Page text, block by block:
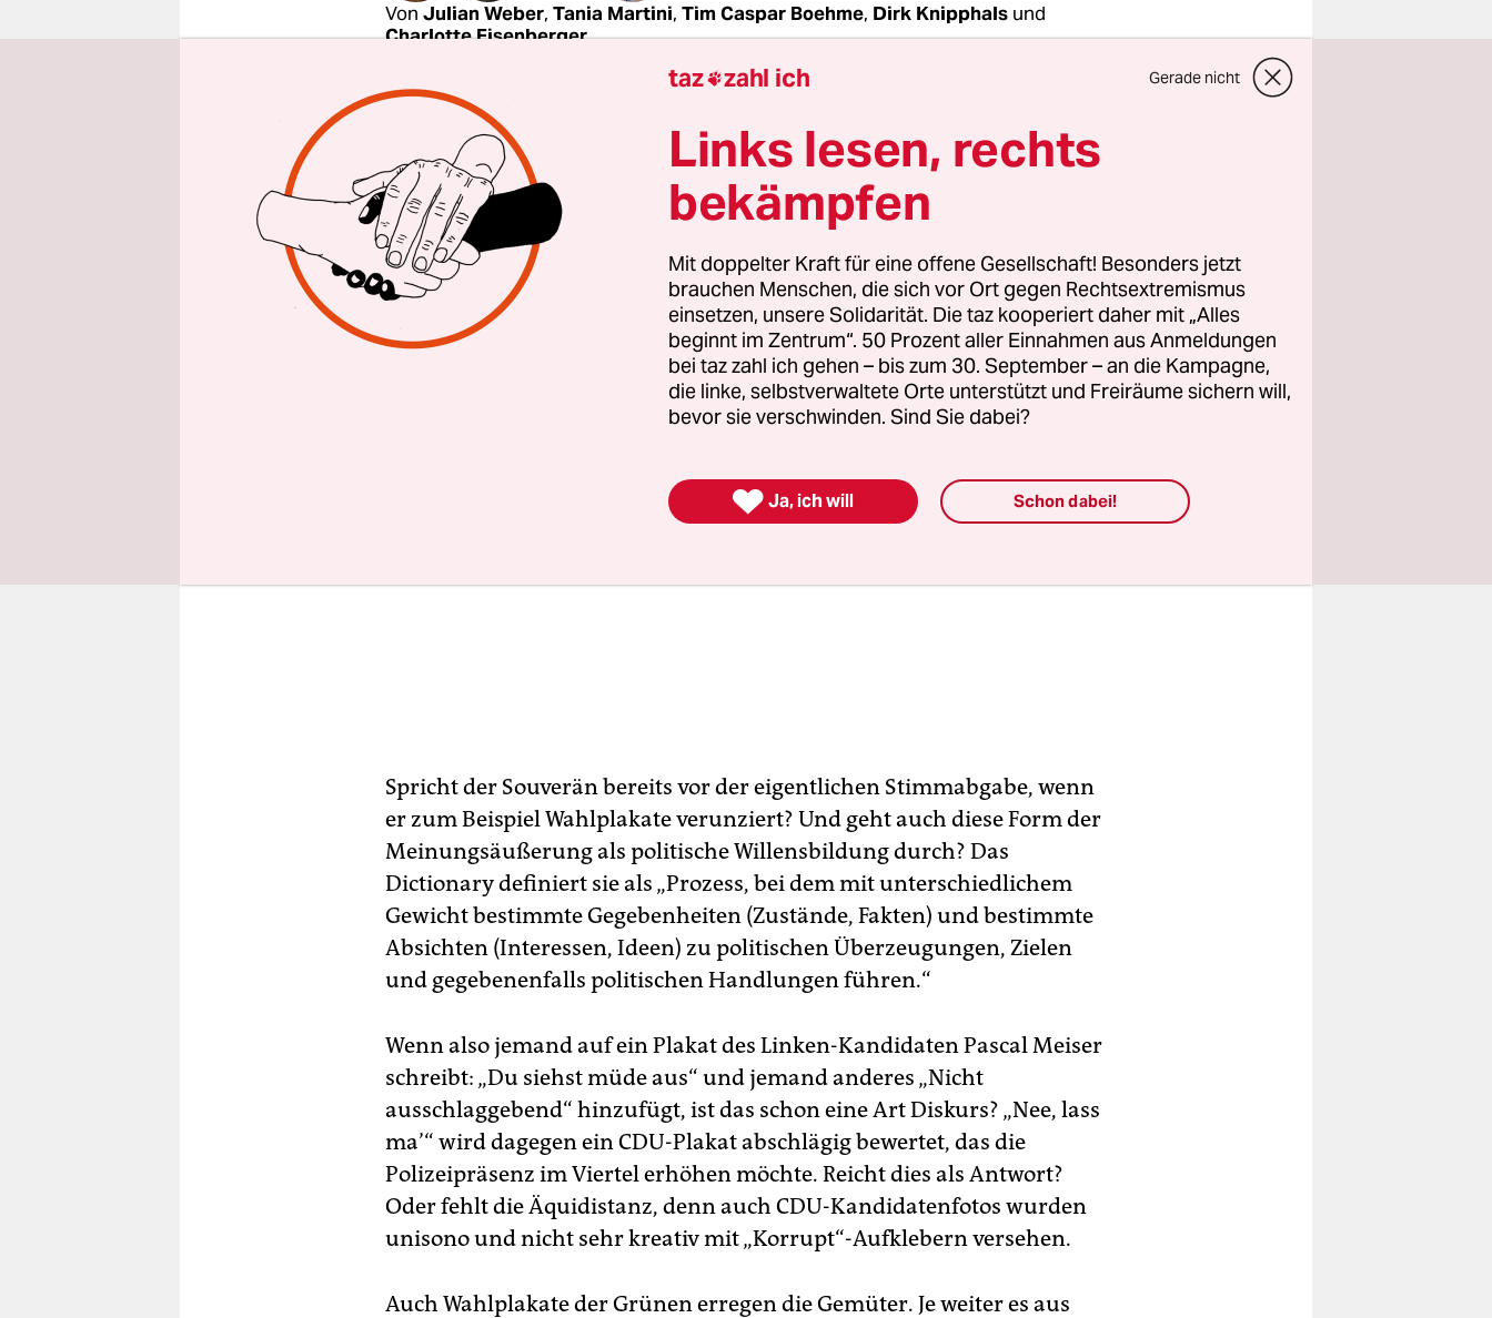
Von Julian Weber, Tania Martini, Tim Caspar Boehme, Dirk Knipphals und
Charlotte Eisenberger
Der Souverän spricht und kritzelt
„Der Souverän hat gesprochen.“ Zum ersten Mal habe ich diese
Sentenz wohl von
Joschka Fischergehört. Er sprach sie aus in
Erwartung eines Wahlergebnisses, dem er sich nach Schließung der
Wahllokale zu stellen hatte. Die Nüchternheit solch eines normalen
demokratischen Vorgangs steht dem hohen Maß an Emotionen
gegenüber, mit dem das Stimmvieh bei einer politischen Wahl agiert.
Spricht der Souverän bereits vor der eigentlichen Stimmabgabe, wenn
er zum Beispiel Wahlplakate verunziert? Und geht auch diese Form der
Meinungsäußerung als politische Willensbildung durch? Das
Dictionary definiert sie als „Prozess, bei dem mit unterschiedlichem
Gewicht bestimmte Gegebenheiten (Zustände, Fakten) und bestimmte
Absichten (Interessen, Ideen) zu politischen Überzeugungen, Zielen
und gegebenenfalls politischen Handlungen führen.“
Wenn also jemand auf ein Plakat des Linken-Kandidaten Pascal Meiser
schreibt: „Du siehst müde aus“ und jemand anderes „Nicht
ausschlaggebend“ hinzufügt, ist das schon eine Art Diskurs? „Nee, lass
ma’“ wird dagegen ein CDU-Plakat abschlägig bewertet, das die
Polizeipräsenz im Viertel erhöhen möchte. Reicht dies als Antwort?
Oder fehlt die Äquidistanz, denn auch CDU-Kandidatenfotos wurden
unisono und nicht sehr kreativ mit „Korrupt“-Aufklebern versehen.
Auch Wahlplakate der Grünen erregen die Gemüter. Je weiter es aus
taz zahl ich Gerade nicht
Links lesen, rechts
bekämpfen
Mit doppelter Kraft für eine offene Gesellschaft! Besonders jetzt
brauchen Menschen, die sich vor Ort gegen Rechtsextremismus
einsetzen, unsere Solidarität. Die taz kooperiert daher mit „Alles
beginnt im Zentrum“. 50 Prozent aller Einnahmen aus Anmeldungen
bei taz zahl ich gehen – bis zum 30. September – an die Kampagne,
die linke, selbstverwaltete Orte unterstützt und Freiräume sichern will,
bevor sie verschwinden. Sind Sie dabei?
 Ja, ich will Schon dabei!